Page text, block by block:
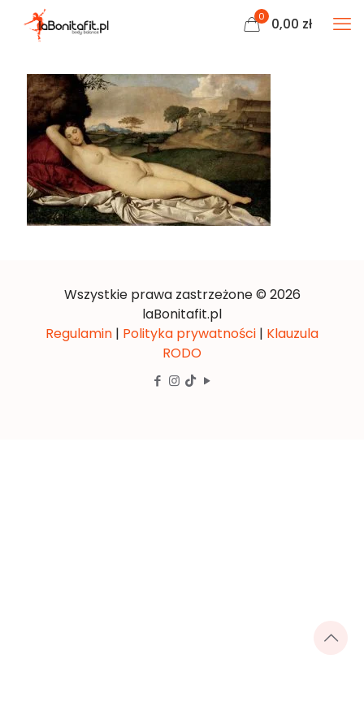
0 0,00 zł
Wszystkie prawa zastrzeżone © 2026
laBonitafit.pl
Regulamin | Polityka prywatności | Klauzula
RODO